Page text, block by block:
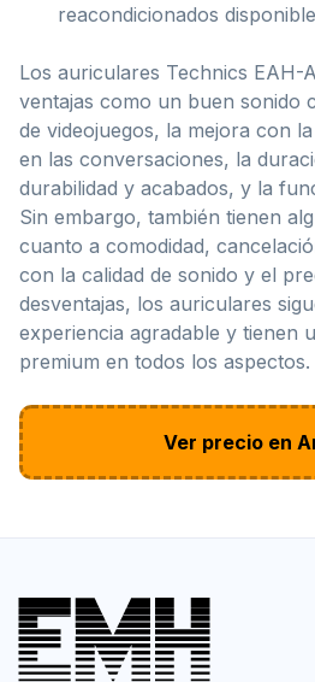
reacondicionados
Los auriculares Technics EAH-
ventajas como un buen sonido
de videojuegos, la mejora con
en las conversaciones, la
durabilidad y acabados, y la
Sin embargo, también tienen
cuanto a comodidad,
con la calidad de sonido y el
desventajas, los auriculares
experiencia agradable y tienen
premium en todos los aspectos.
Ver precio en